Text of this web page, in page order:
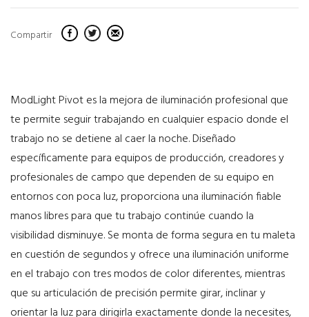
Compartir
ModLight Pivot es la mejora de iluminación profesional que
te permite seguir trabajando en cualquier espacio donde el
trabajo no se detiene al caer la noche. Diseñado
específicamente para equipos de producción, creadores y
profesionales de campo que dependen de su equipo en
entornos con poca luz, proporciona una iluminación fiable
manos libres para que tu trabajo continúe cuando la
visibilidad disminuye. Se monta de forma segura en tu maleta
en cuestión de segundos y ofrece una iluminación uniforme
en el trabajo con tres modos de color diferentes, mientras
que su articulación de precisión permite girar, inclinar y
orientar la luz para dirigirla exactamente donde la necesites,